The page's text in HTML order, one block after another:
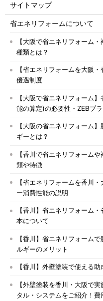
サイトマップ
省エネリフォームについて
【大阪で省エネリフォーム
種類とは？
【省エネリフォームを大阪
優遇制度
【大阪で省エネリフォーム
能の算定)の必要性・ZEBプ
【大阪の省エネリフォーム
ギーとは？
【香川で省エネリフォーム
類や特徴
【省エネリフォームを香川
ー消費性能の説明
【香川】省エネリフォーム
本について
【香川】省エネリフォーム
ルギーのメリット
【香川】外壁塗装で使える
【外壁塗装を香川・大阪で
タル・システムをご紹介！